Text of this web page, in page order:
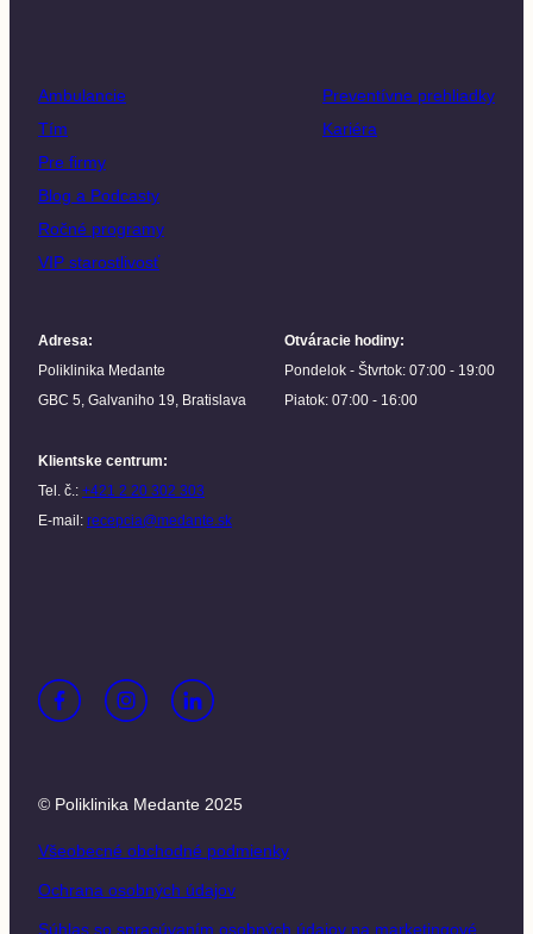
Ambulancie
Tím
Pre firmy
Blog a Podcasty
Ročné programy
VIP starostlivosť
Preventívne prehliadky
Kariéra
Adresa:
Poliklinika Medante
GBC 5, Galvaniho 19, Bratislava
Otváracie hodiny:
Pondelok - Štvrtok: 07:00 - 19:00
Piatok: 07:00 - 16:00
Klientske centrum:
Tel. č.: +421 2 20 302 303
E-mail: recepcia@medante.sk
© Poliklinika Medante 2025
Všeobecné obchodné podmienky
Ochrana osobných údajov
Súhlas so spracúvaním osobných údajov na marketingové